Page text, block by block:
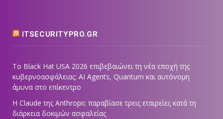
ITSECURITYPRO.GR
Το Black Hat USA 2026 επιβεβαιώνει τη νέα εποχή της
κυβερνοασφάλειας: AI Agents, Quantum και αυτόνομη
άμυνα στο επίκεντρο
Η Claude της Anthropic παραβίασε τρεις εταιρείες κατά τη
διάρκεια δοκιμών ασφαλείας